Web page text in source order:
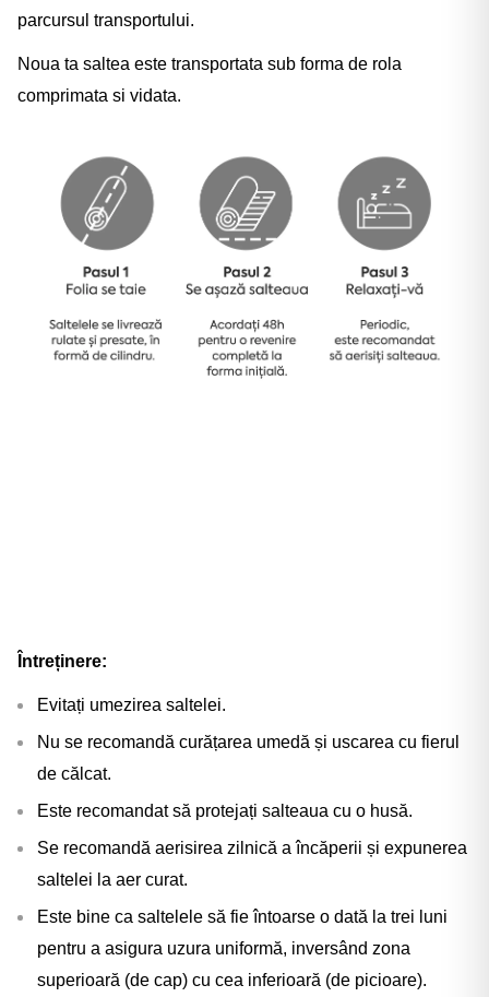
parcursul transportului.
Noua ta saltea este transportata sub forma de rola
comprimata si vidata.
Întreținere:
Evitați umezirea saltelei.
Nu se recomandă curățarea umedă și uscarea cu fierul
de călcat.
Este recomandat să protejați salteaua cu o husă.
Se recomandă aerisirea zilnică a încăperii și expunerea
saltelei la aer curat.
Este bine ca saltelele să fie întoarse o dată la trei luni
pentru a asigura uzura uniformă, inversând zona
superioară (de cap) cu cea inferioară (de picioare).